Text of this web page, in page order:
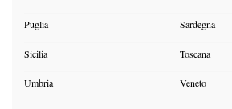
Puglia Sardegna
Sicilia Toscana
Umbria Veneto